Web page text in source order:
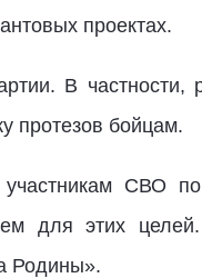
проектах.
В частности,
протезов бойцам.
СВО
для этих
Родины».